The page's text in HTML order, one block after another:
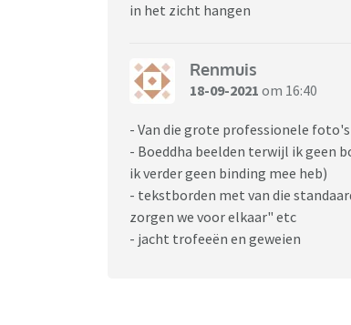
in het zicht hangen
Renmuis
18-09-2021 om 16:40
- Van die grote professionele
- Boeddha beelden terwijl ik geen
ik verder geen binding mee heb)
- tekstborden met van die
zorgen we voor elkaar" etc
- jacht trofeeën en geweien